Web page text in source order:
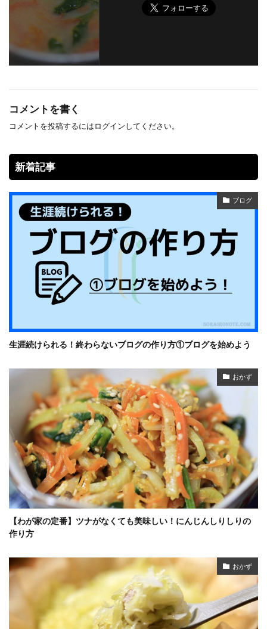
コメントを書く
コメントを投稿するにはログインしてください。
新着記事
ブログ
生涯続けられる！終わらないブログの作り方①ブログを始めよう
おかず
【わが家の定番】ツナがなくても美味しい！にんじんしりしりの
作り方
おかず